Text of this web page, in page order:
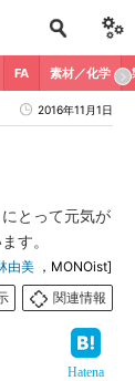
FA 素材／化学
2016年11月1日
とって元気が
す。
由美 ，MONOist]
関連情報
Hatena